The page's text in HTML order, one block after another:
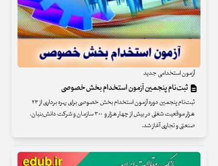
آزمون استخدامی جدید
ثبت‌نام پنجمین آزمون استخدام بخش‌خصوصی
ثبت‌نام پنجمین دوره آزمون استخدام بخش خصوصی برای بهره برداری از ۲۳
هزار موقعیت شغلی در بیش از چهار هزار و ۳۰۰ سازمان و شرکت دانش‌بنیان،
صنعتی و تجاری آغاز شد.